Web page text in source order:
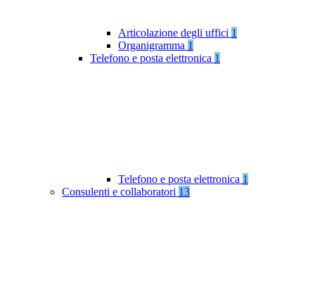
Articolazione degli uffici 1
Organigramma 1
Telefono e posta elettronica 1
Telefono e posta elettronica 1
Consulenti e collaboratori 13